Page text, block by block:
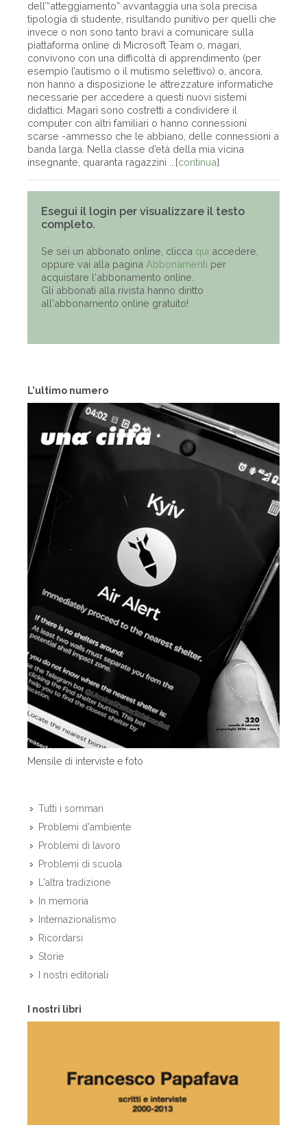
L'ultimo numero
Mensile di interviste e foto
Tutti i sommari
Problemi d'ambiente
Problemi di lavoro
Problemi di scuola
L'altra tradizione
In memoria
Internazionalismo
Ricordarsi
Storie
I nostri editoriali
I nostri libri
dell’“atteggiamento” avvantaggia una sola precisa
tipologia di studente, risultando punitivo per quelli che
invece o non sono tanto bravi a comunicare sulla
piattaforma online di Microsoft Team o, magari,
convivono con una difficoltà di apprendimento (per
esempio l’autismo o il mutismo selettivo) o, ancora,
non hanno a disposizione le attrezzature informatiche
necessarie per accedere a questi nuovi sistemi
didattici. Magari sono costretti a condividere il
computer con altri familiari o hanno connessioni
scarse -ammesso che le abbiano, delle connessioni a
banda larga. Nella classe d’età della mia vicina
insegnante, quaranta ragazzini ...[continua]
Esegui il login per visualizzare il testo
completo.
Se sei un abbonato online, clicca qui accedere,
oppure vai alla pagina Abbonamenti per
acquistare l'abbonamento online.
Gli abbonati alla rivista hanno diritto
all'abbonamento online gratuito!